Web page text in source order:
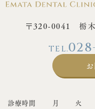
〒320-0041 栃
診療時間 月 火